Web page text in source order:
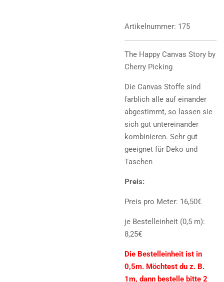
Artikelnummer: 175
The Happy Canvas Story by
Cherry Picking
Die Canvas Stoffe sind
farblich alle auf einander
abgestimmt, so lassen sie
sich gut untereinander
kombinieren. Sehr gut
geeignet für Deko und
Taschen
Preis:
Preis pro Meter: 16,50€
je Bestelleinheit (0,5 m):
8,25€
Die Bestelleinheit ist in
0,5m. Möchtest du z. B.
1m, dann bestelle bitte 2